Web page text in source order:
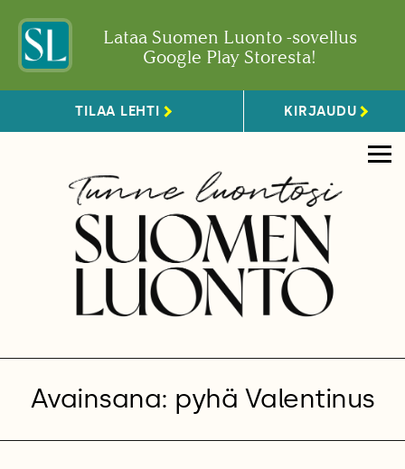
Lataa Suomen Luonto -sovellus
Google Play Storesta!
TILAA LEHTI KIRJAUDU
Avainsana: pyhä Valentinus